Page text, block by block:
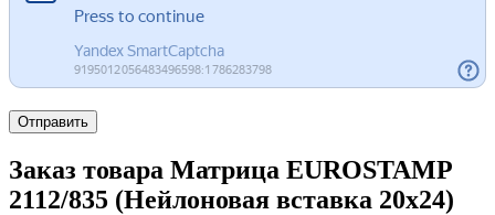
Отправить
Заказ товара Матрица EUROSTAMP
2112/835 (Нейлоновая вставка 20x24)